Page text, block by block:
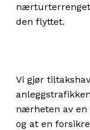
den flyttet.
Vi gjør
nærheten av en
og at en